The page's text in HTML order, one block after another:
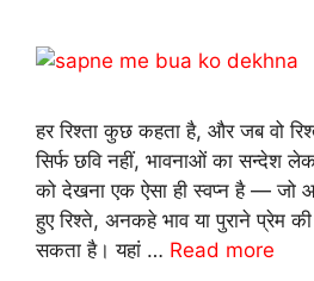
हर रिश्ता कुछ कहता है, और जब वो
सिर्फ छवि नहीं, भावनाओं का
को देखना एक ऐसा ही स्वप्न है —
हुए रिश्ते, अनकहे भाव या पुराने प्रेम
सकता है। यहां … Read more